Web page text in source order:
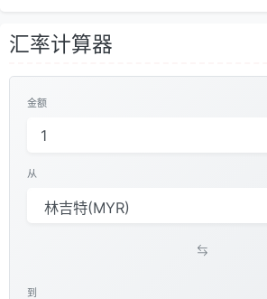
汇率计算器
金额
从
到